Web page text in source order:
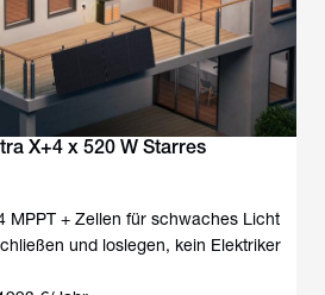
X+4 x 520 W Starres
MPPT + Zellen für schwaches Licht
und loslegen, kein Elektriker